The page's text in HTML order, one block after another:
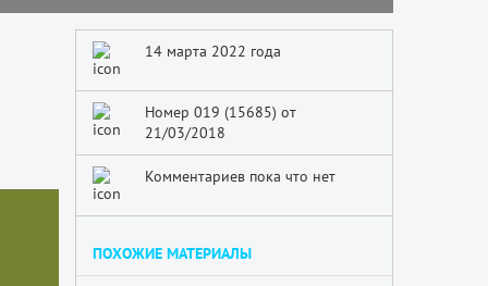
14 марта 2022 года
Номер 019 (15685) от
21/03/2018
Комментариев пока что нет
ПОХОЖИЕ МАТЕРИАЛЫ